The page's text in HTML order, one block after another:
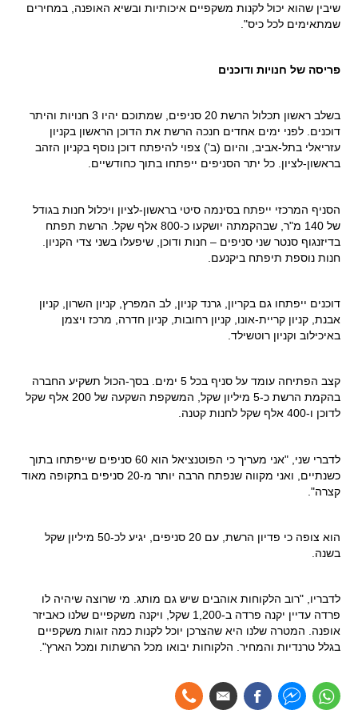
שיבין שהוא יכול לקנות משקפיים איכותיות ובשיא האופנה, במחירים
שמתאימים לכל כיס".
פריסה של חנויות ודוכנים
בשלב ראשון תכלול הרשת 20 סניפים, שמתוכם יהיו 3 חנויות והיתר
דוכנים. לפני ימים אחדים חנכה הרשת את הדוכן הראשון בקניון
עזריאלי בתל-אביב, והיום (ב') צפוי להיפתח דוכן נוסף בקניון הזהב
בראשון-לציון. כל יתר הסניפים ייפתחו בתוך כחודשיים.
הסניף המרכזי ייפתח בסינמה סיטי בראשון-לציון ויכלול חנות בגודל
של 140 מ"ר, שבהקמתה יושקעו כ-800 אלף שקל. הרשת תפתח
בדיזנגוף סנטר שני סניפים – חנות ודוכן, שיפעלו בשני צדי הקניון.
חנות נוספת תיפתח ביקנעם.
דוכנים ייפתחו גם בקריון, גרנד קניון, לב המפרץ, קניון השרון, קניון
אבנת, קניון קריית-אונו, קניון רחובות, קניון חדרה, מרכז ויצמן
באיכילוב וקניון רוטשילד.
קצב הפתיחה עומד על סניף בכל 5 ימים. בסך-הכול תשקיע החברה
בהקמת הרשת כ-5 מיליון שקל, המשקפת השקעה של 200 אלף שקל
לדוכן ו-400 אלף שקל לחנות קטנה.
לדברי שני, "אני מעריך כי הפוטנציאל הוא 60 סניפים שייפתחו בתוך
כשנתיים, ואני מקווה שנפתח הרבה יותר מ-20 סניפים בתקופה מאוד
קצרה".
הוא צופה כי פדיון הרשת, עם 20 סניפים, יגיע לכ-50 מיליון שקל
בשנה.
לדבריו, "רוב הלקוחות אוהבים שיש גם מותג. מי שרוצה שיהיה לו
פרדה עדיין יקנה פרדה ב-1,200 שקל, ויקנה משקפיים שלנו כאביזר
אופנה. המטרה שלנו היא שהצרכן יוכל לקנות כמה זוגות משקפיים
בגלל טרנדיות והמחיר. הלקוחות יבואו מכל הרשתות ומכל הארץ".